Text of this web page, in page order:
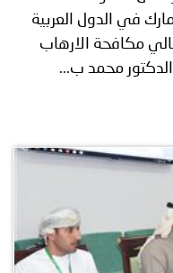
في الدول العربية
مكافحة الارهاب
محمد ب...